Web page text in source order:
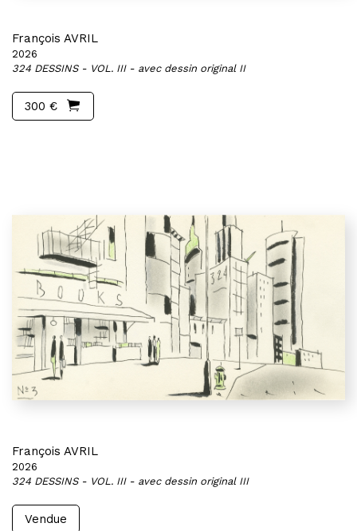
François AVRIL
2026
324 DESSINS - VOL. III - avec dessin original II
300 €
François AVRIL
2026
324 DESSINS - VOL. III - avec dessin original III
Vendue